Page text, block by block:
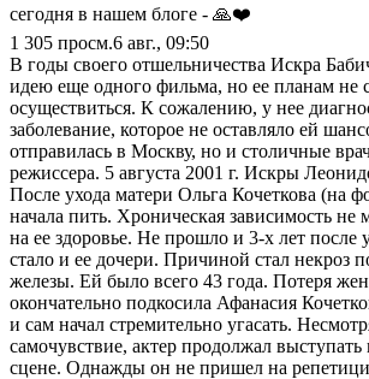
сегодня в нашем блоге - 🙏❤️
1 305 просм.6 авг., 09:50
В годы своего отшельничества Искра
идею еще одного фильма, но ее планам не
осуществиться. К сожалению, у нее
заболевание, которое не оставляло ей
отправилась в Москву, но и столичные
режиссера. 5 августа 2001 г. Искры
После ухода матери Ольга Кочеткова (на
начала пить. Хроническая зависимость не
на ее здоровье. Не прошло и 3-х лет после
стало и ее дочери. Причиной стал некроз
железы. Ей было всего 43 года. Потеря
окончательно подкосила Афанасия
и сам начал стремительно угасать.
самочувствие, актер продолжал выступать
сцене. Однажды он не пришел на